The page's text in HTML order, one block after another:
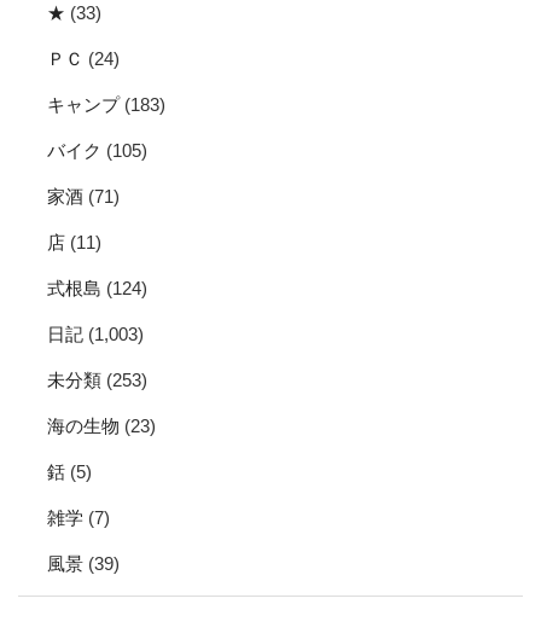
★ (33)
ＰＣ (24)
キャンプ(183)
バイク (105)
家酒 (71)
店 (11)
式根島 (124)
日記 (1,003)
未分類 (253)
海の生物 (23)
銛 (5)
雑学 (7)
風景 (39)